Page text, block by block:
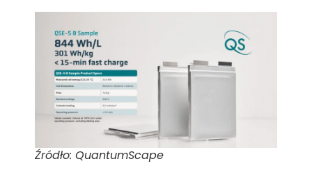
Źródło: QuantumScape